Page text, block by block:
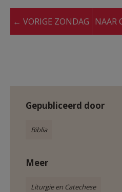
← VORIGE ZONDAG NAAR
Gepubliceerd door
Biblia
Meer
Liturgie en Catechese